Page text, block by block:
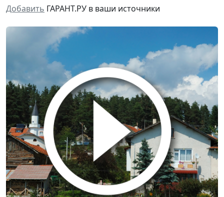
Добавить ГАРАНТ.РУ в ваши источники